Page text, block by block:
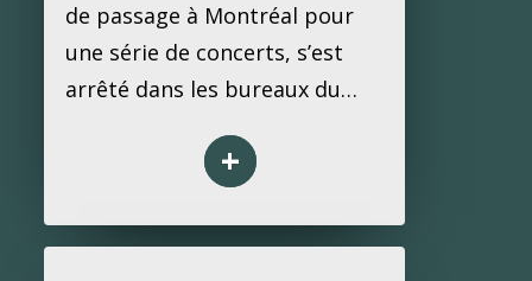
de passage à Montréal pour
une série de concerts, s’est
arrêté dans les bureaux du…
+